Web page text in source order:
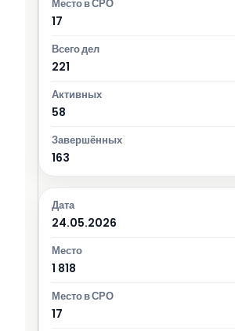
17
221
58
163
24.05.2026
1 818
17